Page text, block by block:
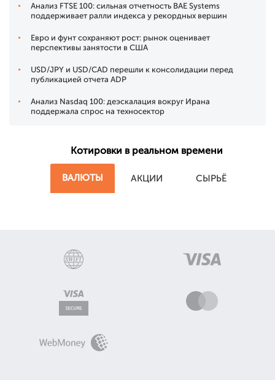
Анализ FTSE 100: сильная отчетность BAE Systems
поддерживает ралли индекса у рекордных вершин
Евро и фунт сохраняют рост: рынок оценивает
перспективы занятости в США
USD/JPY и USD/CAD перешли к консолидации перед
публикацией отчета ADP
Анализ Nasdaq 100: деэскалация вокруг Ирана
поддержала спрос на техносектор
Котировки в реальном времени
ВАЛЮТЫ АКЦИИ СЫРЬЁ